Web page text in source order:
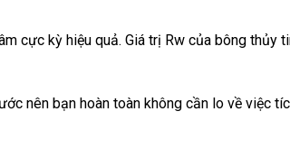
cực kỳ hiệu quả. Giá trị Rw của bông thủy
nên bạn hoàn toàn không cần lo về việc